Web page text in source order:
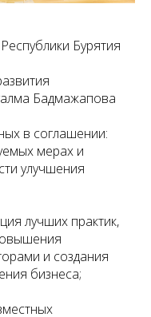
Бурятия
Бадмажапова
в соглашении:
мерах и
улучшения
лучших практик,
и создания
бизнеса;